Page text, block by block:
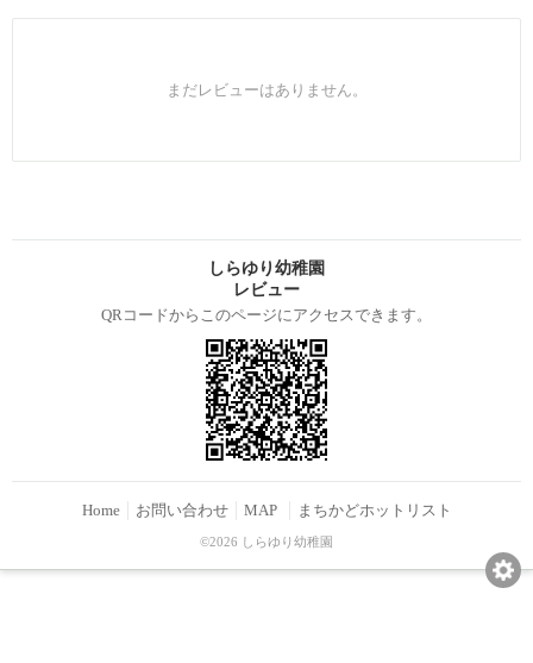
まだレビューはありません。
しらゆり幼稚園
レビュー
QRコードからこのページにアクセスできます。
Home お問い合わせ MAP まちかどホットリスト
©2026 しらゆり幼稚園